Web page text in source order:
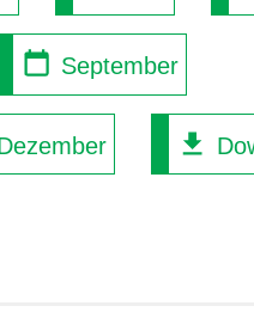
September